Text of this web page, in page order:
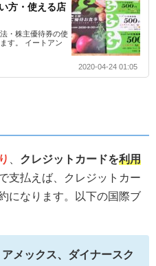
方・使える店
・株主優待券の使
す。 イートアン
2020-04-24 01:05
クレジットカードを利用
支払えば、クレジットカー
になります。以下の国際ブ
メックス、ダイナースク